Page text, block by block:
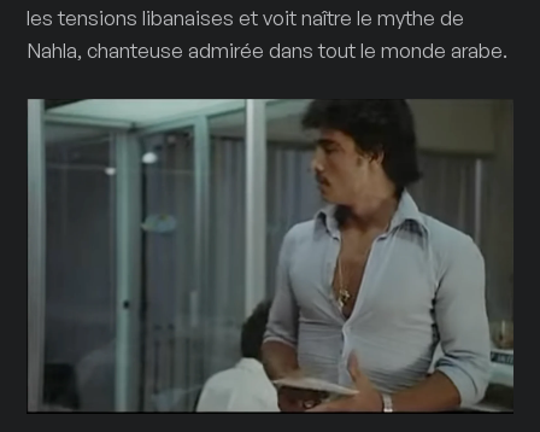
les tensions libanaises et voit naître le mythe de
Nahla, chanteuse admirée dans tout le monde arabe.